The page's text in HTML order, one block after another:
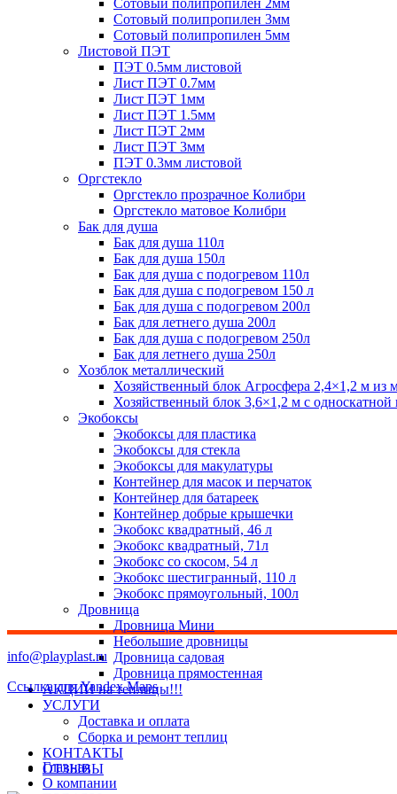
Сотовый полипропилен 2мм
Сотовый полипропилен 3мм
Сотовый полипропилен 5мм
Листовой ПЭТ
ПЭТ 0.5мм листовой
Лист ПЭТ 0.7мм
Лист ПЭТ 1мм
Лист ПЭТ 1.5мм
Лист ПЭТ 2мм
Лист ПЭТ 3мм
ПЭТ 0.3мм листовой
Оргстекло
Оргстекло прозрачное Колибри
Оргстекло матовое Колибри
Бак для душа
Бак для душа 110л
Бак для душа 150л
Бак для душа с подогревом 110л
Бак для душа с подогревом 150 л
Бак для душа с подогревом 200л
Бак для летнего душа 200л
Бак для душа с подогревом 250л
Бак для летнего душа 250л
Хозблок металлический
Хозяйственный блок Агросфера 2,4×1,2 м из
Хозяйственный блок 3,6×1,2 м с
Экобоксы
Экобоксы для пластика
Экобоксы для стекла
Экобоксы для макулатуры
Контейнер для масок и перчаток
Контейнер для батареек
Контейнер добрые крышечки
Экобокс квадратный, 46 л
Экобокс квадратный, 71л
Экобокс со скосом, 54 л
Экобокс шестигранный, 110 л
Экобокс прямоугольный, 100л
Дровница
Дровница Мини
Небольшие дровницы
Дровница садовая
Дровница прямостенная
АКЦИИ на теплицы!!!
УСЛУГИ
Доставка и оплата
Сборка и ремонт теплиц
КОНТАКТЫ
ОТЗЫВЫ
info@playplast.ru
Ссылка для Yandex Maps
Главная
О компании